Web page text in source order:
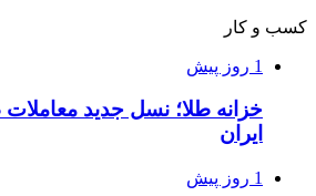
کسب و کار
1 روز پیش
خزانه طلا؛ نسل جدید
ایران
1 روز پیش